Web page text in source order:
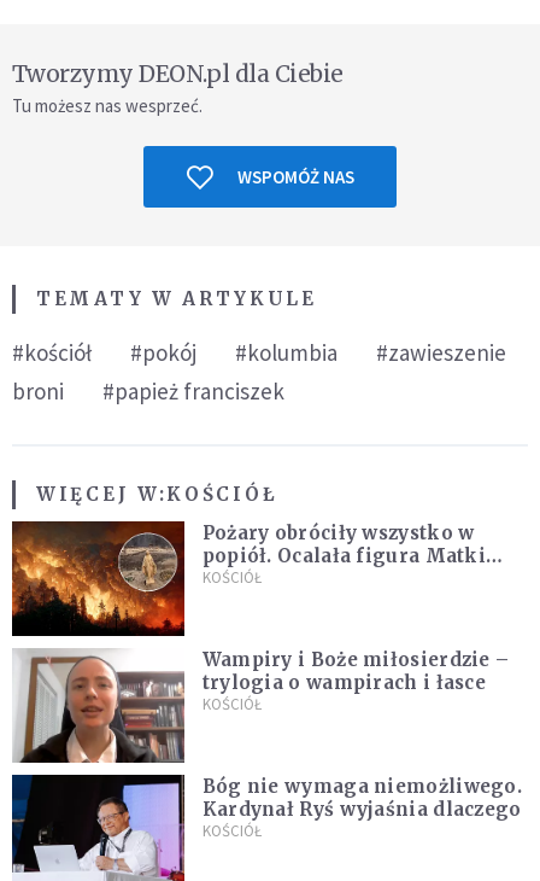
Tworzymy DEON.pl dla Ciebie
Tu możesz nas wesprzeć.
WSPOMÓŻ NAS
TEMATY W ARTYKULE
#kościół #pokój #kolumbia
#zawieszenie
broni
#papież franciszek
WIĘCEJ W:KOŚCIÓŁ
Pożary obróciły wszystko w
popiół. Ocalała figura Matki
Bożej
KOŚCIÓŁ
Wampiry i Boże miłosierdzie –
trylogia o wampirach i łasce
KOŚCIÓŁ
Bóg nie wymaga niemożliwego.
Kardynał Ryś wyjaśnia dlaczego
KOŚCIÓŁ